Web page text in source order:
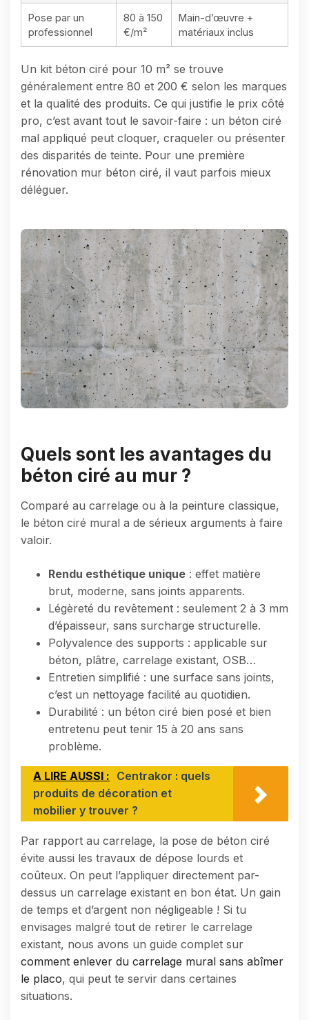
Pose par un
professionnel
80 à 150
€/m²
Main-d’œuvre +
matériaux inclus
Un kit béton ciré pour 10 m² se trouve
généralement entre 80 et 200 € selon les marques
et la qualité des produits. Ce qui justifie le prix côté
pro, c’est avant tout le savoir-faire : un béton ciré
mal appliqué peut cloquer, craqueler ou présenter
des disparités de teinte. Pour une première
rénovation mur béton ciré, il vaut parfois mieux
déléguer.
Quels sont les avantages du
béton ciré au mur ?
Comparé au carrelage ou à la peinture classique,
le béton ciré mural a de sérieux arguments à faire
valoir.
Rendu esthétique unique : effet matière
brut, moderne, sans joints apparents.
Légèreté du revêtement : seulement 2 à 3 mm
d’épaisseur, sans surcharge structurelle.
Polyvalence des supports : applicable sur
béton, plâtre, carrelage existant, OSB…
Entretien simplifié : une surface sans joints,
c’est un nettoyage facilité au quotidien.
Durabilité : un béton ciré bien posé et bien
entretenu peut tenir 15 à 20 ans sans
problème.
A LIRE AUSSI : Centrakor : quels
produits de décoration et
mobilier y trouver ?
Par rapport au carrelage, la pose de béton ciré
évite aussi les travaux de dépose lourds et
coûteux. On peut l’appliquer directement par-
dessus un carrelage existant en bon état. Un gain
de temps et d’argent non négligeable ! Si tu
envisages malgré tout de retirer le carrelage
existant, nous avons un guide complet sur
comment enlever du carrelage mural sans abîmer
le placo, qui peut te servir dans certaines
situations.